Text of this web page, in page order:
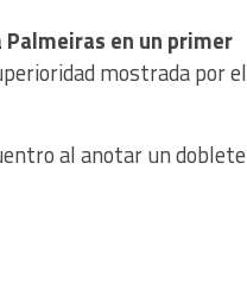
en un primer
mostrada por el
al anotar un doblete